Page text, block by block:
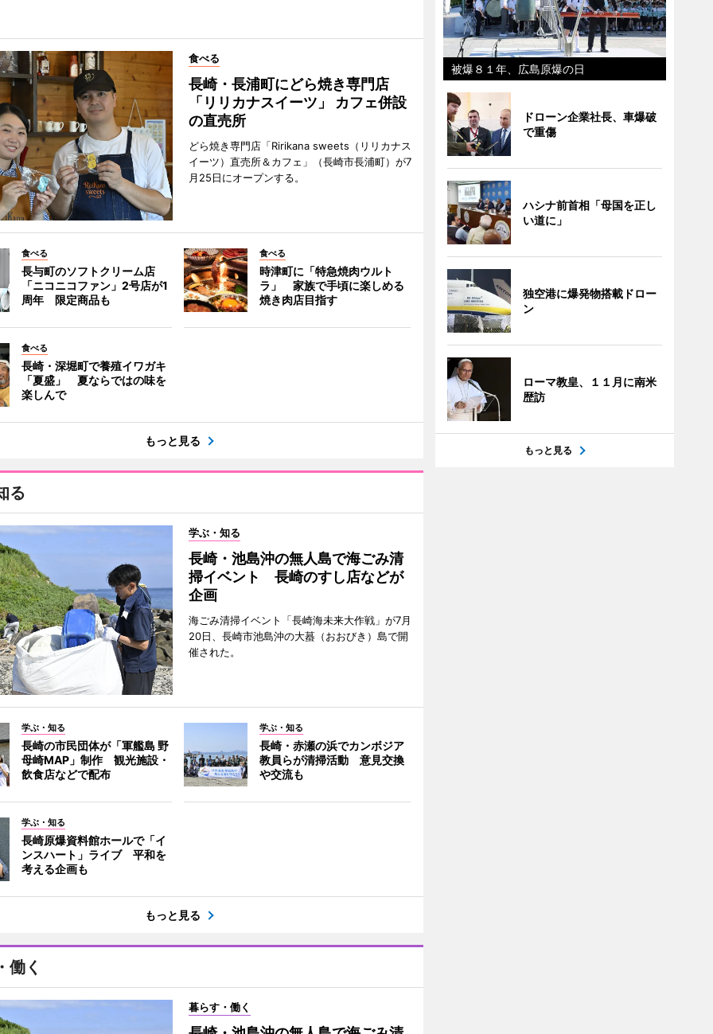
食べる
長崎・長浦町にどら焼き専門店
「リリカナスイーツ」 カフェ併設
の直売所
どら焼き専門店「Ririkana sweets（リリカナス
イーツ）直売所＆カフェ」（長崎市長浦町）が7
月25日にオープンする。
食べる
長与町のソフトクリーム店
「ニコニコファン」2号店が1
周年 限定商品も
食べる
時津町に「特急焼肉ウルト
ラ」 家族で手頃に楽しめる
焼き肉店目指す
食べる
長崎・深堀町で養殖イワガキ
「夏盛」 夏ならではの味を
楽しんで
もっと見る
る
学ぶ・知る
長崎・池島沖の無人島で海ごみ清
掃イベント 長崎のすし店などが
企画
海ごみ清掃イベント「長崎海未来大作戦」が7月
20日、長崎市池島沖の大蟇（おおびき）島で開
催された。
学ぶ・知る
長崎の市民団体が「軍艦島 野
母崎MAP」制作 観光施設・
飲食店などで配布
学ぶ・知る
長崎・赤瀬の浜でカンボジア
教員らが清掃活動 意見交換
や交流も
学ぶ・知る
長崎原爆資料館ホールで「イ
ンスハート」ライブ 平和を
考える企画も
もっと見る
働く
暮らす・働く
被爆８１年、広島原爆の日
ドローン企業社長、車爆破
で重傷
ハシナ前首相「母国を正し
い道に」
独空港に爆発物搭載ドロー
ン
ローマ教皇、１１月に南米
歴訪
もっと見る